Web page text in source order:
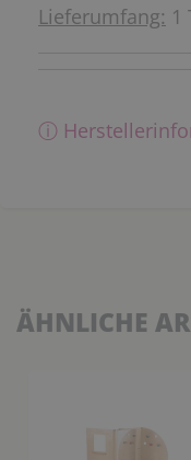
Lieferumfang: 1
ⓘ
ÄHNLICHE